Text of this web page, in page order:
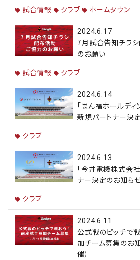
試合情報
クラブ ホームタウン
2024.6.17
7月試合告知チラ
のお願い
試合情報
クラブ
2024.6.14
「まん福ホールデ
新規パートナー決
クラブ
2024.6.13
「今井電機株式会
ナー決定のお知ら
クラブ
2024.6.11
公式戦のピッチで
加チーム募集のお
催）